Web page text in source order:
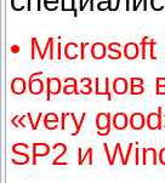
•
образцов
«very
SP2 и